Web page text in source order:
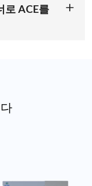
록 보장하여 주거용
공합니다. 스마트
소유자가 그 어느
저녁이나 흐린 날
드에 대한 의존도
로 ACE를
을 통해 전 세계